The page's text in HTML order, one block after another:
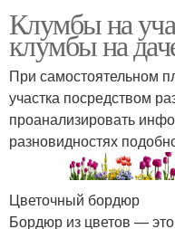
Клумбы на
клумбы на
При самостоятельном
участка посредством
проанализировать
разновидностях
Цветочный бордюр
Бордюр из цветов —